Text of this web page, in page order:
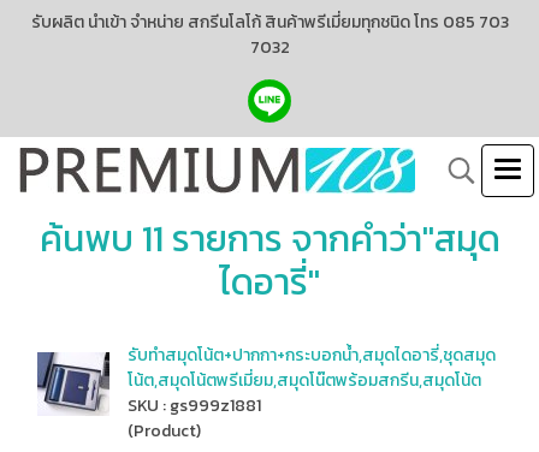
รับผลิต นำเข้า จำหน่าย สกรีนโลโก้ สินค้าพรีเมี่ยมทุกชนิด โทร 085 703
7032
ค้นพบ 11 รายการ จากคำว่า"สมุด
ไดอารี่"
รับทำสมุดโน้ต+ปากกา+กระบอกน้ำ,สมุดไดอารี่,ชุดสมุด
โน้ต,สมุดโน้ตพรีเมี่ยม,สมุดโน๊ตพร้อมสกรีน,สมุดโน้ต
SKU : gs999z1881
(Product)